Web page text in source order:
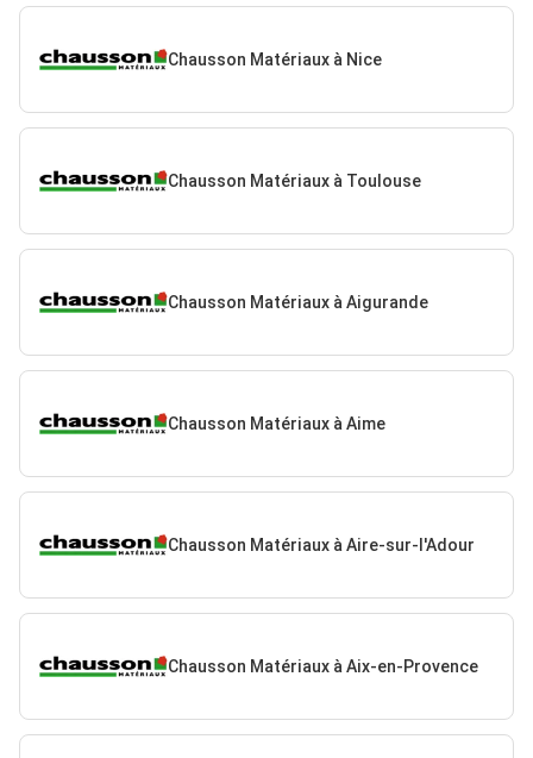
Chausson Matériaux à Nice
Chausson Matériaux à Toulouse
Chausson Matériaux à Aigurande
Chausson Matériaux à Aime
Chausson Matériaux à Aire-sur-l'Adour
Chausson Matériaux à Aix-en-Provence